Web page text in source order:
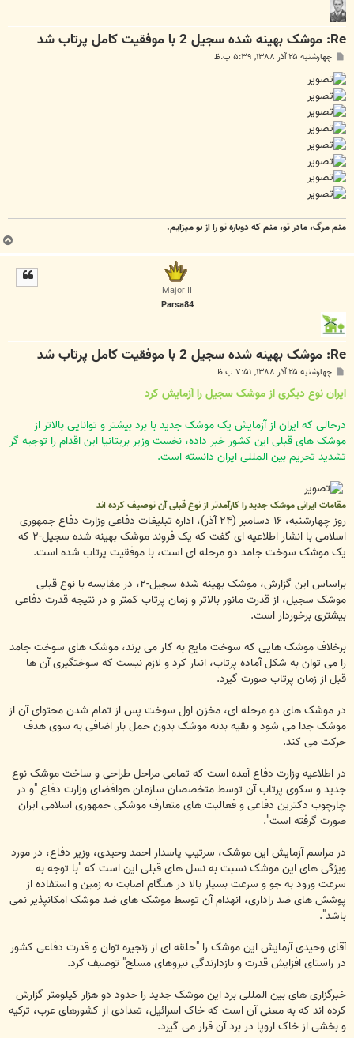
Re: موشک بهينه‌ شده سجيل 2 با موفقيت کامل پرتاب شد
س
ت
چهارشنبه ۲۵ آذر ۱۳۸۸, ۵:۳۹ ب.ظ
منم مرگ، مادر تو، منم که دوباره تو را از نو میزایم.
Major II
Parsa84
Re: موشک بهينه‌ شده سجيل 2 با موفقيت کامل پرتاب شد
س
ت
چهارشنبه ۲۵ آذر ۱۳۸۸, ۷:۵۱ ب.ظ
ایران نوع دیگری از موشک سجیل را آزمایش کرد
درحالی که ایران از آزمایش یک موشک جدید با برد بیشتر و توانایی بالاتر از
موشک های قبلی این کشور خبر داده، نخست وزیر بریتانیا این اقدام را توجیه گر
تشدید تحریم بین المللی ایران دانسته است.
مقامات ایرانی موشک جدید را کارآمدتر از نوع قبلی آن توصیف کرده اند
روز چهارشنبه، ۱۶ دسامبر (۲۴ آذر)، اداره تبلیغات دفاعی وزارت دفاع جمهوری
اسلامی با انشار اطلاعیه ای گفت که یک فروند موشک بهینه شده سجیل-۲ که
یک موشک سوخت جامد دو مرحله ای است، با موفقیت پرتاب شده است.
براساس این گزارش، موشک بهینه شده سجیل-۲، در مقایسه با نوع قبلی
موشک سجیل، از قدرت مانور بالاتر و زمان پرتاب کمتر و در نتیجه قدرت دفاعی
بیشتری برخوردار است.
برخلاف موشک هایی که سوخت مایع به کار می برند، موشک های سوخت جامد
را می توان به شکل آماده پرتاب، انبار کرد و لازم نیست که سوختگیری آن ها
قبل از زمان پرتاب صورت گیرد.
در موشک های دو مرحله ای، مخزن اول سوخت پس از تمام شدن محتوای آن از
موشک جدا می شود و بقیه بدنه موشک بدون حمل بار اضافی به سوی هدف
حرکت می کند.
در اطلاعیه وزارت دفاع آمده است که تمامی مراحل طراحی و ساخت موشک نوع
جدید و سکوی پرتاب آن توسط متخصصان سازمان هوافضای وزارت دفاع "و در
چارچوب دکترین دفاعی و فعالیت های متعارف موشکی جمهوری اسلامی ایران
صورت گرفته است".
در مراسم آزمایش این موشک، سرتیپ پاسدار احمد وحیدی، وزیر دفاع، در مورد
ویژگی های این موشک نسبت به نسل های قبلی این است که "با توجه به
سرعت ورود به جو و سرعت بسیار بالا در هنگام اصابت به زمین و استفاده از
پوشش های ضد راداری، انهدام آن توسط موشک های ضد موشک امکانپذیر نمی
باشد".
آقای وحیدی آزمایش این موشک را "حلقه ای از زنجیره توان و قدرت دفاعی کشور
در راستای افزایش قدرت و بازدارندگی نیروهای مسلح" توصیف کرد.
خبرگزاری های بین المللی برد این موشک جدید را حدود دو هزار کیلومتر گزارش
کرده اند که به معنی آن است که خاک اسرائیل، تعدادی از کشورهای عرب، ترکیه
و بخشی از خاک اروپا در برد آن قرار می گیرد.